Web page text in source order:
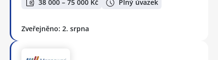
38 000 – 75 000 Kč Plný úvazek
Zveřejněno: 2. srpna